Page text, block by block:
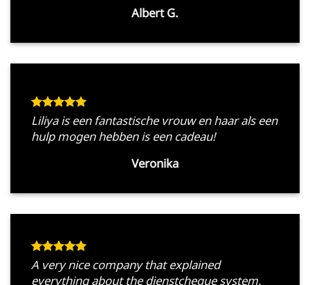
Albert G.
Liliya is een fantastische vrouw en haar als een
hulp mogen hebben is een cadeau!
Veronika
A very nice company that explained
everything about the dienstcheque system.